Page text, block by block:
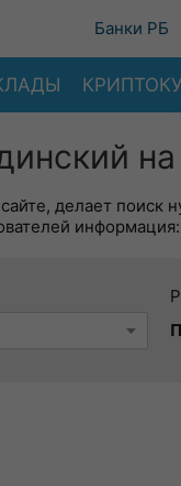
Банки РБ
на
делает поиск